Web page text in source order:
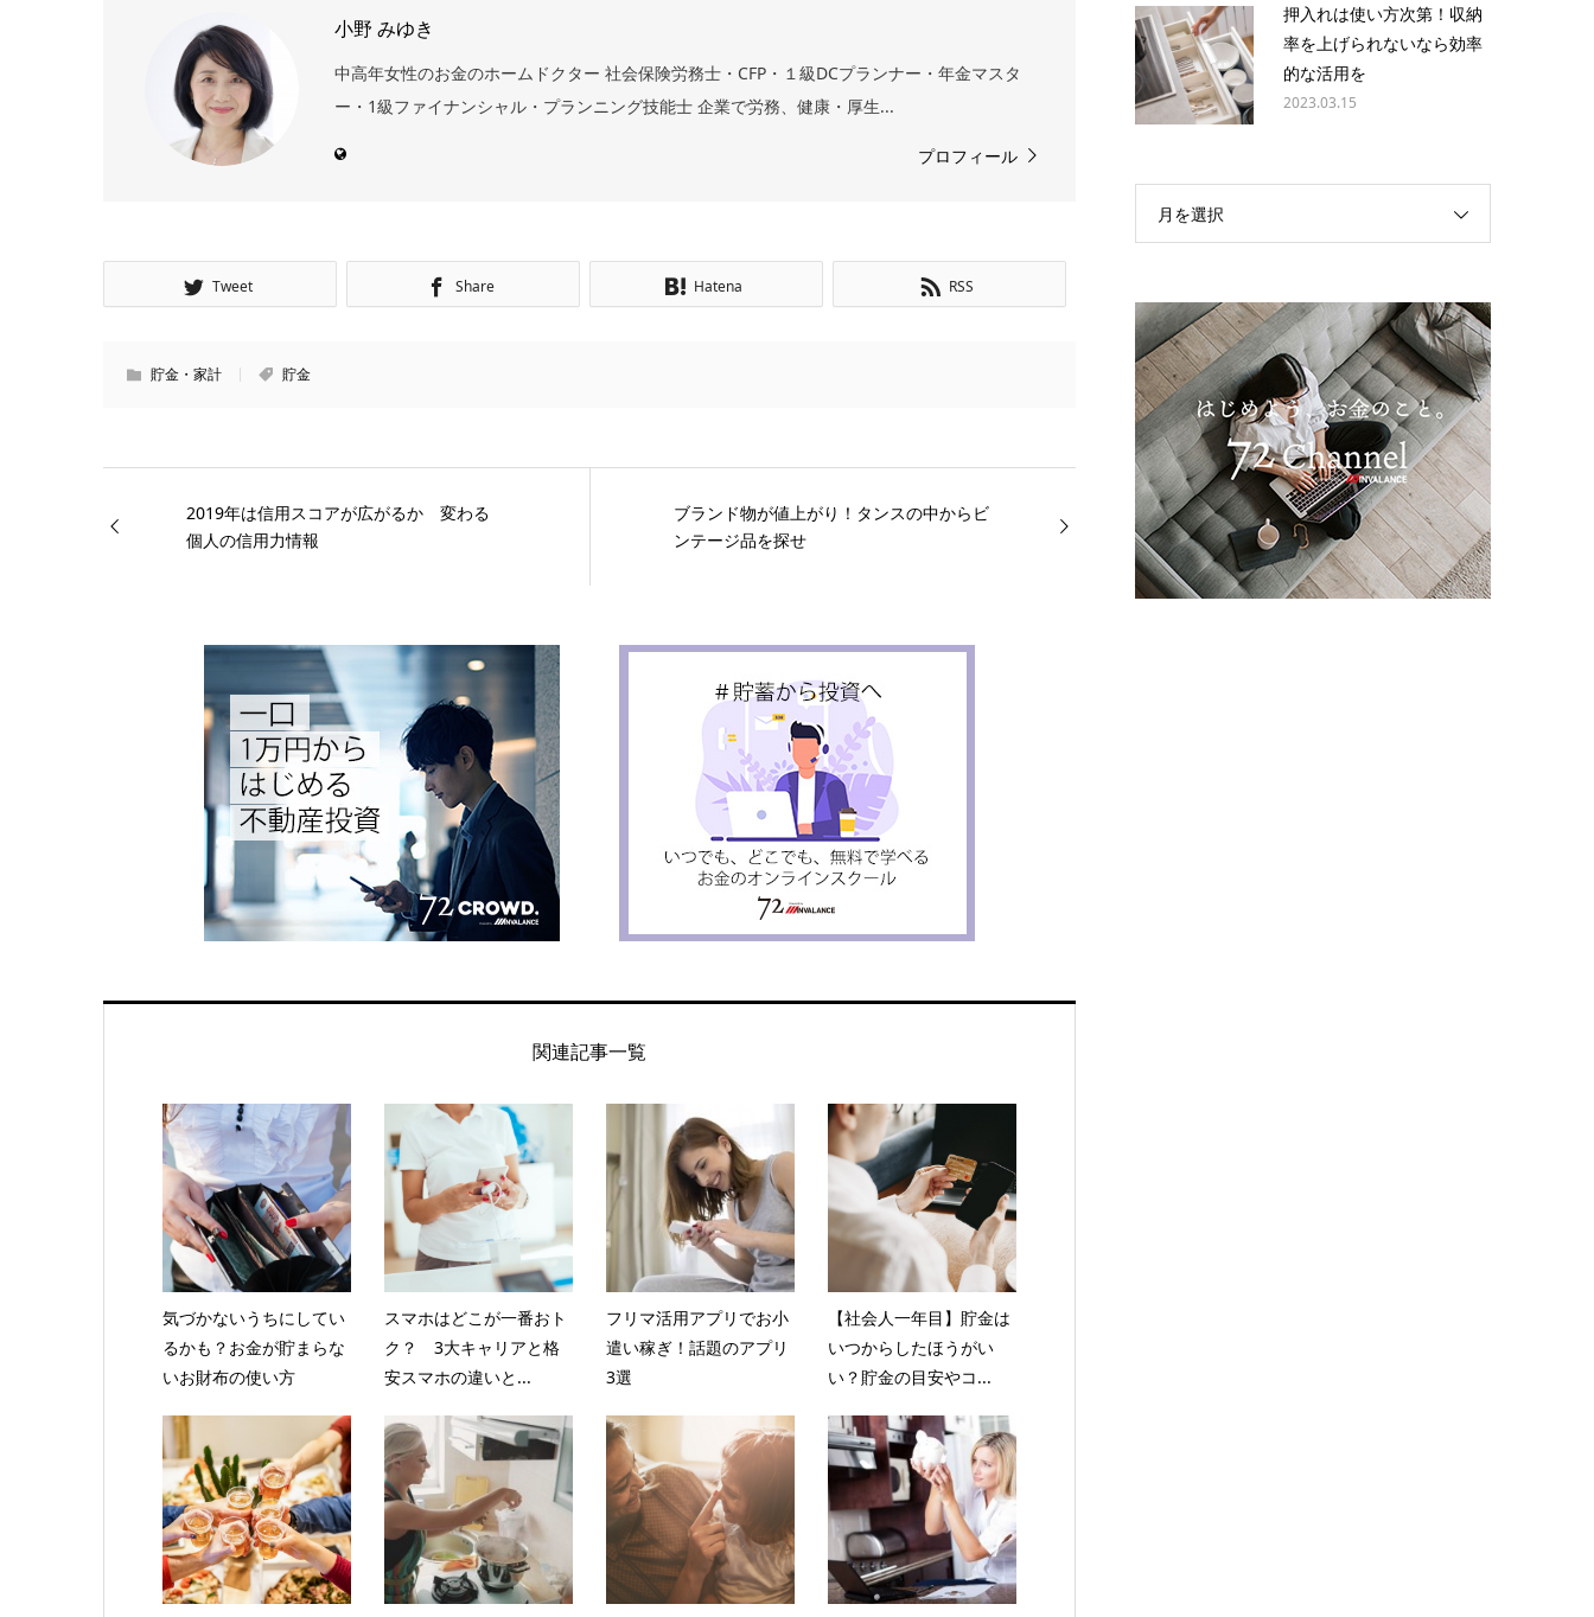
小野 みゆき
中高年女性のお金のホームドクター 社会保険労務士・CFP・１級DCプランナー・年金マスタ
ー・1級ファイナンシャル・プランニング技能士 企業で労務、健康・厚生...
プロフィール
Tweet Share Hatena RSS
貯金・家計 貯金
2019年は信用スコアが広がるか 変わる
個人の信用力情報
ブランド物が値上がり！タンスの中からビ
ンテージ品を探せ
関連記事一覧
気づかないうちにしてい
るかも？お金が貯まらな
いお財布の使い方
スマホはどこが一番おト
ク？ 3大キャリアと格
安スマホの違いと...
フリマ活用アプリでお小
遣い稼ぎ！話題のアプリ
3選
【社会人一年目】貯金は
いつからしたほうがい
い？貯金の目安やコ...
押入れは使い方次第！収納
率を上げられないなら効率
的な活用を
2023.03.15
月を選択